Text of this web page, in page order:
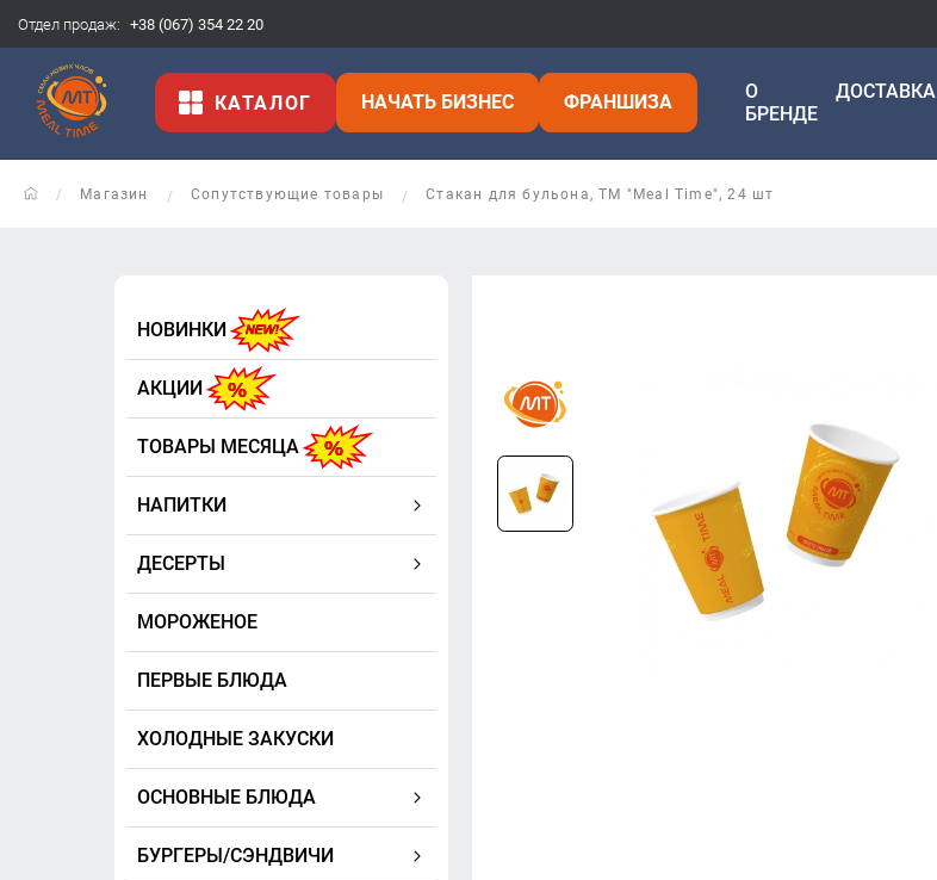
Отдел продаж: +38 (067) 354 22 20
КАТАЛОГ НАЧАТЬ БИЗНЕС ФРАНШИЗА
О
БРЕНДЕ
ДОСТАВКА
Магазин Сопутствующие товары Стакан для бульона, TM "Meal Time", 24 шт
НОВИНКИ
АКЦИИ
ТОВАРЫ МЕСЯЦА
НАПИТКИ
ДЕСЕРТЫ
МОРОЖЕНОЕ
ПЕРВЫЕ БЛЮДА
ХОЛОДНЫЕ ЗАКУСКИ
ОСНОВНЫЕ БЛЮДА
БУРГЕРЫ/СЭНДВИЧИ